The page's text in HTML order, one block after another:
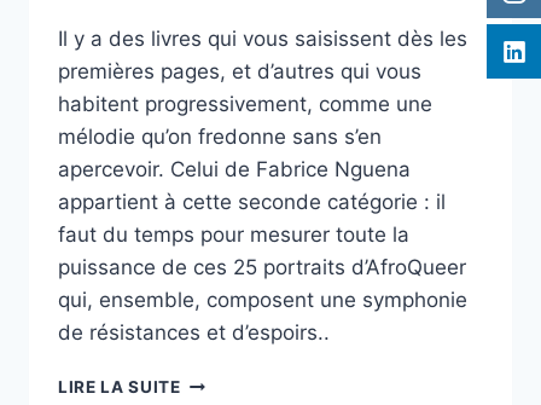
Il y a des livres qui vous saisissent dès les
premières pages, et d’autres qui vous
habitent progressivement, comme une
mélodie qu’on fredonne sans s’en
apercevoir. Celui de Fabrice Nguena
appartient à cette seconde catégorie : il
faut du temps pour mesurer toute la
puissance de ces 25 portraits d’AfroQueer
qui, ensemble, composent une symphonie
de résistances et d’espoirs..
LIRE LA SUITEAFROQUEER